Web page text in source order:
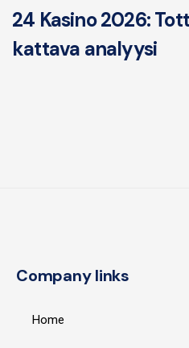
24 Kasino 2026:
kattava analyysi
Company links
Home